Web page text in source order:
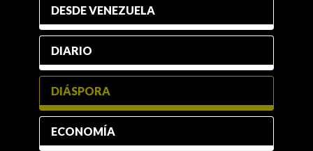
DESDE VENEZUELA
DIARIO
DIÁSPORA
ECONOMÍA